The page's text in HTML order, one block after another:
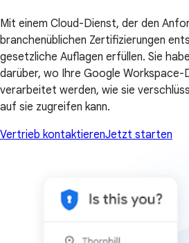
Mit einem Cloud-Dienst, der den
branchenüblichen Zertifizierungen
gesetzliche Auflagen erfüllen. Sie
darüber, wo Ihre Google Workspace-
verarbeitet werden, wie sie
auf sie zugreifen kann.
Vertrieb kontaktierenJetzt starten